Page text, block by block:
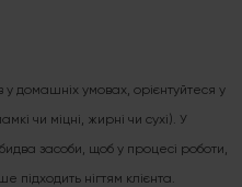
домашніх умовах, орієнтуйтеся у
чи міцні, жирні чи сухі). У
засоби, щоб у процесі роботи,
підходить нігтям клієнта.